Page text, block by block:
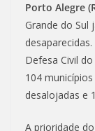
Porto Alegre
Grande do Sul
Defesa Civil
104
desalojadas e
A prioridade